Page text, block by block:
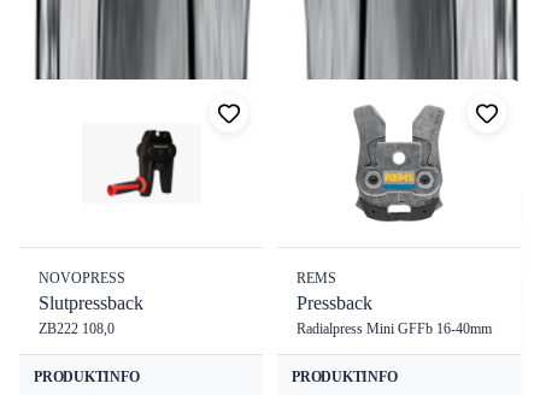
Färg:
Funktion:Specifikt utformad för Uponor MLC Alu-pexrör
Användningsområde
Denna presskäft används i samband med REMS Mini-Press ACC
för att säkerställa en felfri och säker pressning av rörsystem.
NOVOPRESS
Slutpressback
ZB222 108,0
PRODUKTINFO
REMS
Pressback
Radialpress Mini GFFb 16-40mm
PRODUKTINFO